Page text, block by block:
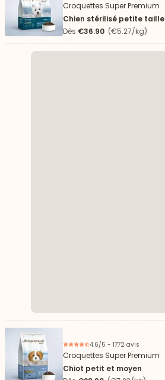
Croquettes Super Premium
Chien stérilisé petite taille
Dès €36.90 (€5.27/kg)
4.6/5 - 1772 avis
Croquettes Super Premium
Chiot petit et moyen